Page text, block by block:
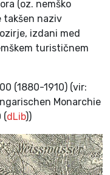
(oz. nemško
takšen naziv
izdani med
turističnem
(1880-1910) (vir:
Monarchie
(dLib))